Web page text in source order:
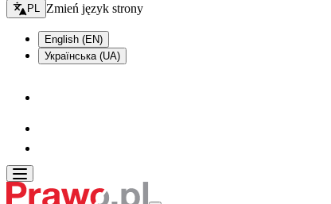
Zmień język - bieżący:
PL Zmień język strony
English (EN)
Українська (UA)